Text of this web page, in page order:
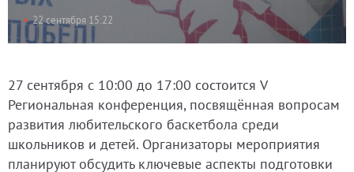
22 сентября 15:22
27 сентября с 10:00 до 17:00 состоится V
Региональная конференция, посвящённая вопросам
развития любительского баскетбола среди
школьников и детей. Организаторы мероприятия
планируют обсудить ключевые аспекты подготовки